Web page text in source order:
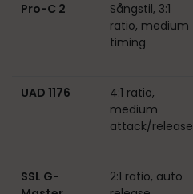
Pro-C 2
Sångstil, 3:1
ratio, medium
timing
UAD 1176
4:1 ratio,
medium
attack/release
SSL G-
2:1 ratio, auto